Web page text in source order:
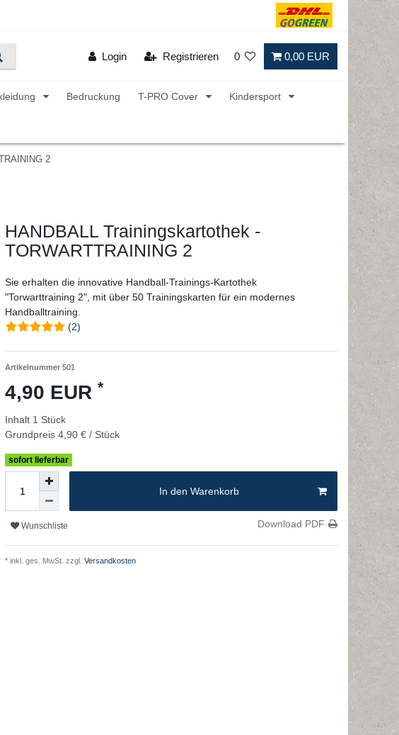
Login Registrieren 0 0,00 EUR
Bedruckung T-PRO Cover Kindersport
2
HANDBALL Trainingskartothek -
TORWARTTRAINING 2
Sie erhalten die innovative Handball-Trainings-Kartothek
"Torwarttraining 2", mit über 50 Trainingskarten für ein modernes
Handballtraining.
(2)
Artikelnummer 501
4,90 EUR *
Inhalt 1 Stück
Grundpreis 4,90 € / Stück
sofort lieferbar
In den Warenkorb
Wunschliste Download PDF
* inkl. ges. MwSt. zzgl. Versandkosten